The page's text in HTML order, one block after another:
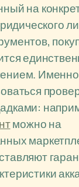
на
Именно
можно на